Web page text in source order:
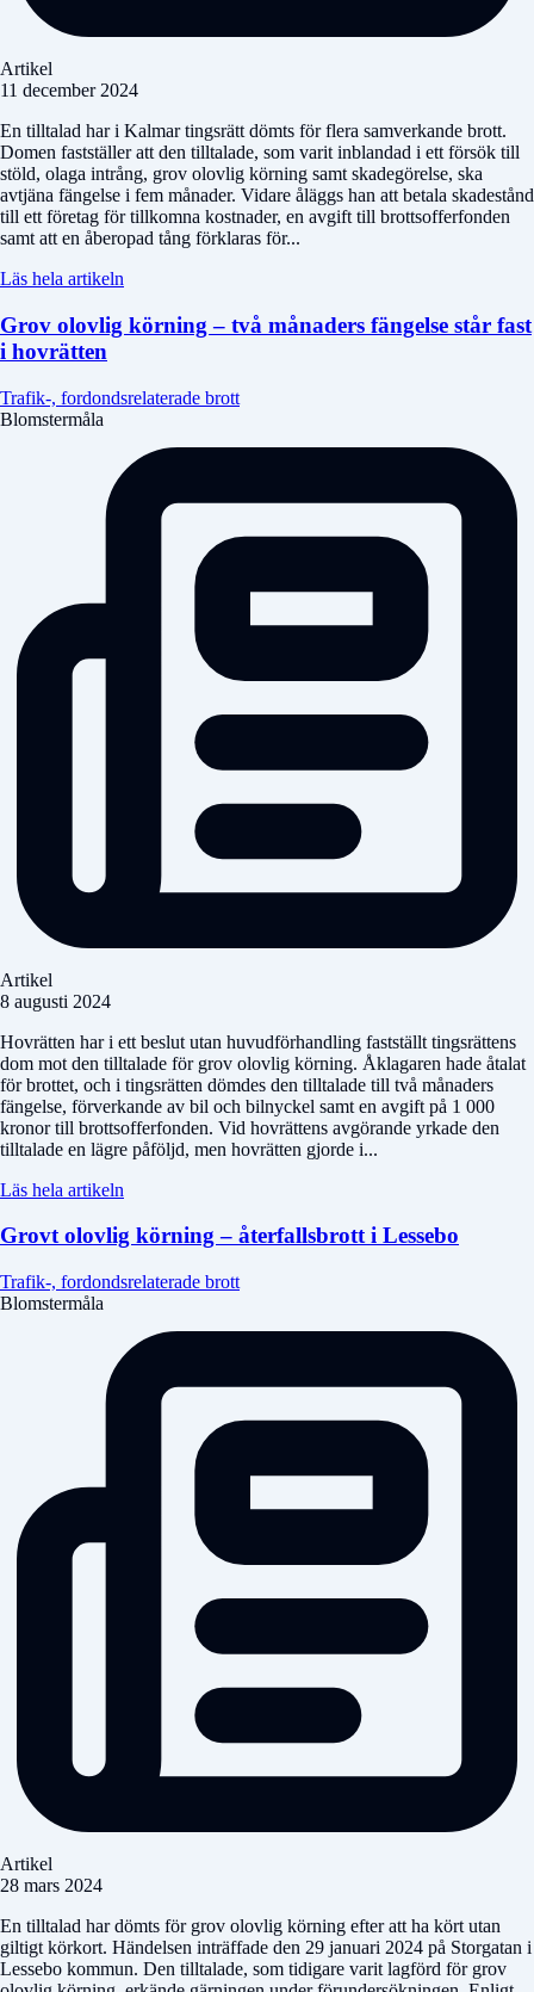
Artikel
11 december 2024
En tilltalad har i Kalmar tingsrätt dömts för flera samverkande brott.
Domen fastställer att den tilltalade, som varit inblandad i ett försök till
stöld, olaga intrång, grov olovlig körning samt skadegörelse, ska
avtjäna fängelse i fem månader. Vidare åläggs han att betala skadestånd
till ett företag för tillkomna kostnader, en avgift till brottsofferfonden
samt att en åberopad tång förklaras för...
Läs hela artikeln
Grov olovlig körning – två månaders fängelse står fast
i hovrätten
Trafik-, fordondsrelaterade brott
Blomstermåla
Artikel
8 augusti 2024
Hovrätten har i ett beslut utan huvudförhandling fastställt tingsrättens
dom mot den tilltalade för grov olovlig körning. Åklagaren hade åtalat
för brottet, och i tingsrätten dömdes den tilltalade till två månaders
fängelse, förverkande av bil och bilnyckel samt en avgift på 1 000
kronor till brottsofferfonden. Vid hovrättens avgörande yrkade den
tilltalade en lägre påföljd, men hovrätten gjorde i...
Läs hela artikeln
Grovt olovlig körning – återfallsbrott i Lessebo
Trafik-, fordondsrelaterade brott
Blomstermåla
Artikel
28 mars 2024
En tilltalad har dömts för grov olovlig körning efter att ha kört utan
giltigt körkort. Händelsen inträffade den 29 januari 2024 på Storgatan i
Lessebo kommun. Den tilltalade, som tidigare varit lagförd för grov